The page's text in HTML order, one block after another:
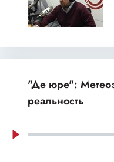
"Де юре":
реальность